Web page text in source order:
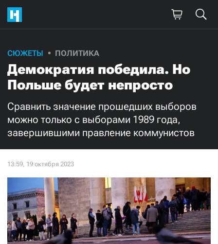
СЮЖЕТЫ ПОЛИТИКА
Демократия победила. Но
Польше будет непросто
Сравнить значение прошедших выборов
можно только с выборами 1989 года,
завершившими правление коммунистов
Поддержите
нашу работу!
Ежемесячно Разово
3000 1000
Нажимая кнопку «Стать соучастником»,
я принимаю
условия и подтверждаю свое гражданство РФ
СТАТЬ СОУЧАСТНИКОМ
ПОДЕЛИТЬСЯ С ДРУЗЬЯМИ